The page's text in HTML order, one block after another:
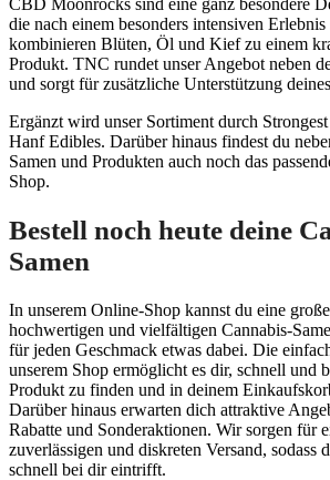
CBD Moonrocks sind eine ganz besondere
die nach einem besonders intensiven Erlebnis
kombinieren Blüten, Öl und Kief zu einem
Produkt. TNC rundet unser Angebot neben
und sorgt für zusätzliche Unterstützung
Ergänzt wird unser Sortiment durch
Hanf Edibles. Darüber hinaus findest du
Samen und Produkten auch noch das
Shop.
Bestell noch heute deine
Samen
In unserem Online-Shop kannst du eine
hochwertigen und vielfältigen Cannabis-
für jeden Geschmack etwas dabei. Die
unserem Shop ermöglicht es dir, schnell und
Produkt zu finden und in deinem
Darüber hinaus erwarten dich attraktive
Rabatte und Sonderaktionen. Wir sorgen für
zuverlässigen und diskreten Versand, sodass
schnell bei dir eintrifft.